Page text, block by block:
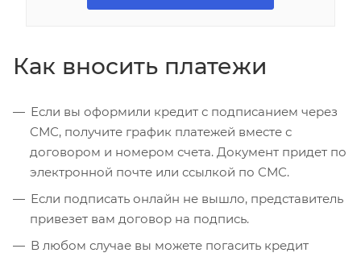
Как вносить платежи
Если вы оформили кредит с подписанием через
СМС, получите график платежей вместе с
договором и номером счета. Документ придет по
электронной почте или ссылкой по СМС.
Если подписать онлайн не вышло, представитель
привезет вам договор на подпись.
В любом случае вы можете погасить кредит